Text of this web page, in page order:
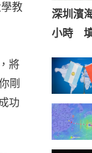
教
將
剛
功
深圳濱
小時 填